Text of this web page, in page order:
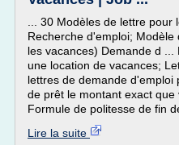
... 30 Modèles de lettre
Recherche d'emploi;
les vacances) Demande d
une location de vacances;
lettres de demande
de prêt le montant exact que
Formule de politesse de fin
Lire la suite